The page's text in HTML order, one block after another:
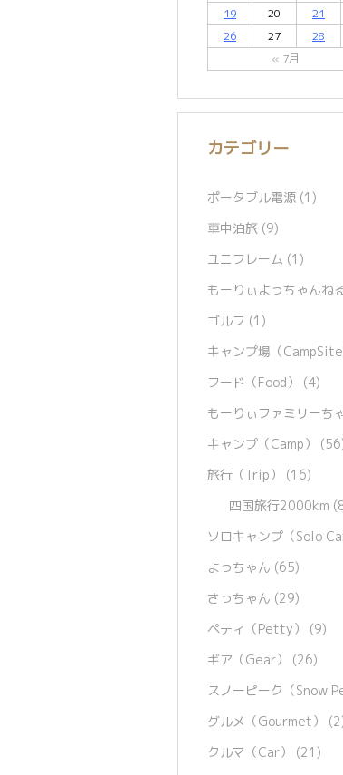
19
20 21
26
27 28
« 7月
カテゴリー
ポータブル電源 (1)
車中泊旅 (9)
ユニフレーム (1)
もーりぃよっちゃんね
ゴルフ (1)
キャンプ場（CampSite
フード（Food） (4)
もーりぃファミリーち
キャンプ（Camp）
旅行（Trip） (16)
四国旅行2000km
ソロキャンプ（Solo
よっちゃん (65)
さっちゃん (29)
ペティ（Petty） (9)
ギア（Gear） (26)
スノーピーク（Snow
グルメ（Gourmet）
クルマ（Car） (21)